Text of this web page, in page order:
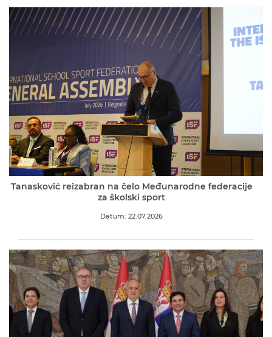
Tanasković reizabran na čelo Međunarodne federacije
za školski sport
Datum: 22.07.2026